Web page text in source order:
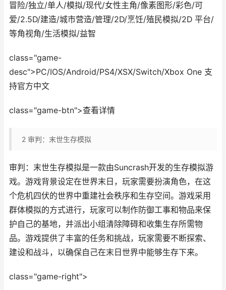
冒险/独立/单人/模拟/现代/女性主角/像素图形/彩色/可
爱/2.5D/建造/城市营造/管理/2D/烹饪/殖民模拟/2D 平台/
等角视角/生活模拟/益智
class="game-
desc">PC/IOS/Android/PS4/XSX/Switch/Xbox One 支
持官方中文
class="game-btn">查看详情
2 审判：末世生存模拟
审判：末世生存模拟是一款由Suncrash开发的生存模拟游
戏。游戏背景设定在世界末日，玩家需要扮演角色，在这
个危机四伏的世界中重建社会秩序和生存空间。游戏采用
群体模拟的方式进行，玩家可以制作防御工事和物品来保
护自己的基地，并派出小组清除障碍和收集生存所需物
品。游戏提供了丰富的任务和挑战，玩家需要不断探索、
建设和战斗，以确保自己在末日世界中能够生存下来。
class="game-right">